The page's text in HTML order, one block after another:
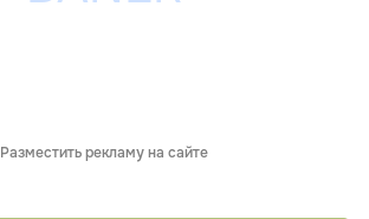
Разместить рекламу на сайте